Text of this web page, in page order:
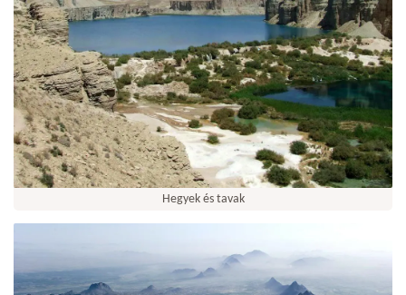
Hegyek és tavak